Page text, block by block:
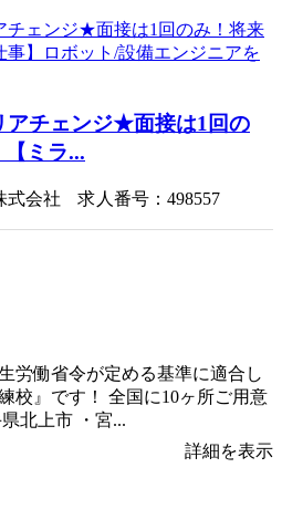
チェンジ★面接は1回の
ミラ...
式会社 求人番号：498557
労働省令が定める基準に適合し
校』です！ 全国に10ヶ所ご用意
北上市 ・宮...
詳細を表示